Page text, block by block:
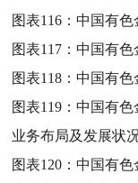
图表116：中国有色
图表117：中国有色
图表118：中国有色
图表119：中国有色
业务布局及发展状
图表120：中国有色